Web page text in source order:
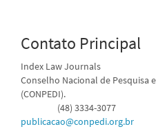
Contato Principal
Index Law Journals
Conselho Nacional de Pesquisa
(CONPEDI).
(48) 3334-3077
publicacao@conpedi.org.br